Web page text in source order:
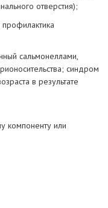
отверстия);
сальмонеллами,
синдром
в результате
компоненту или